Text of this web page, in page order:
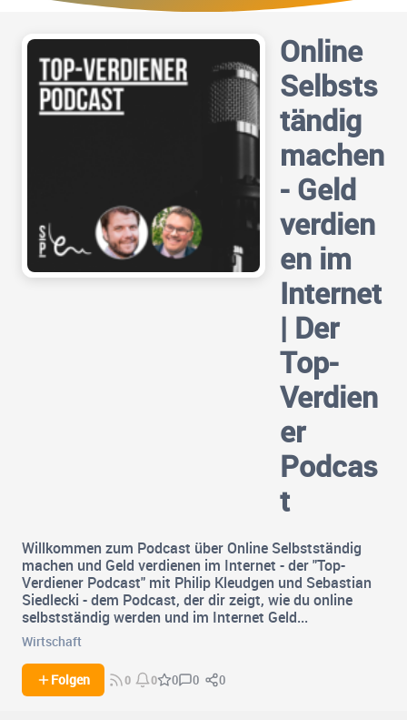
Online
Selbsts
tändig
machen
- Geld
verdien
en im
Internet
| Der
Top-
Verdien
er
Podcas
t
Willkommen zum Podcast über Online Selbstständig
machen und Geld verdienen im Internet - der "Top-
Verdiener Podcast" mit Philip Kleudgen und Sebastian
Siedlecki - dem Podcast, der dir zeigt, wie du online
selbstständig werden und im Internet Geld...
Wirtschaft
Folgen 0 0 0 0 0